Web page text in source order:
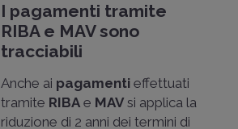
I pagamenti tramite
RIBA e MAV sono
tracciabili
Anche ai pagamentieffettuati
tramite RIBAe MAVsi applica la
riduzione di 2 anni dei termini di